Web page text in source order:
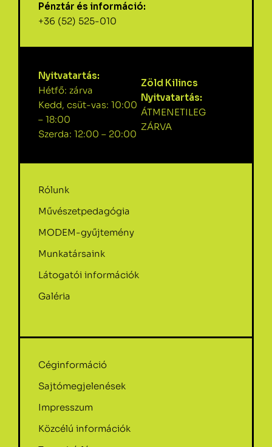
Pénztár és információ:
+36 (52) 525-010
Nyitvatartás:
Hétfő: zárva
Kedd, csüt-vas: 10:00
– 18:00
Szerda: 12:00 – 20:00
Zöld Kilincs
Nyitvatartás:
ÁTMENETILEG
ZÁRVA
Rólunk
Művészetpedagógia
MODEM-gyűjtemény
Munkatársaink
Látogatói információk
Galéria
Céginformáció
Sajtómegjelenések
Impresszum
Közcélú információk